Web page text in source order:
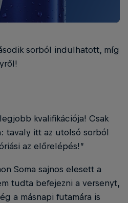
sorból indulhatott, míg
kvalifikációja! Csak
tavaly itt az utolsó sorból
az előrelépés!”
Soma sajnos elesett a
tudta befejezni a versenyt,
a másnapi futamára is